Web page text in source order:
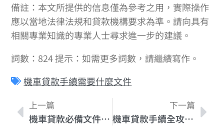
備註：本文所提供的信息僅為參考之用，實際操作
應以當地法律法規和貸款機構要求為準。請向具有
相關專業知識的專業人士尋求進一步的建議。
詞數：824 提示：如需更多詞數，請繼續寫作。
機車貸款手續需要什麼文件
上一篇
機車貸款必備文件大公開 – 一篇詳盡解說指南！
下一篇
機車貸款手續全攻略 – 如何備妥文件？